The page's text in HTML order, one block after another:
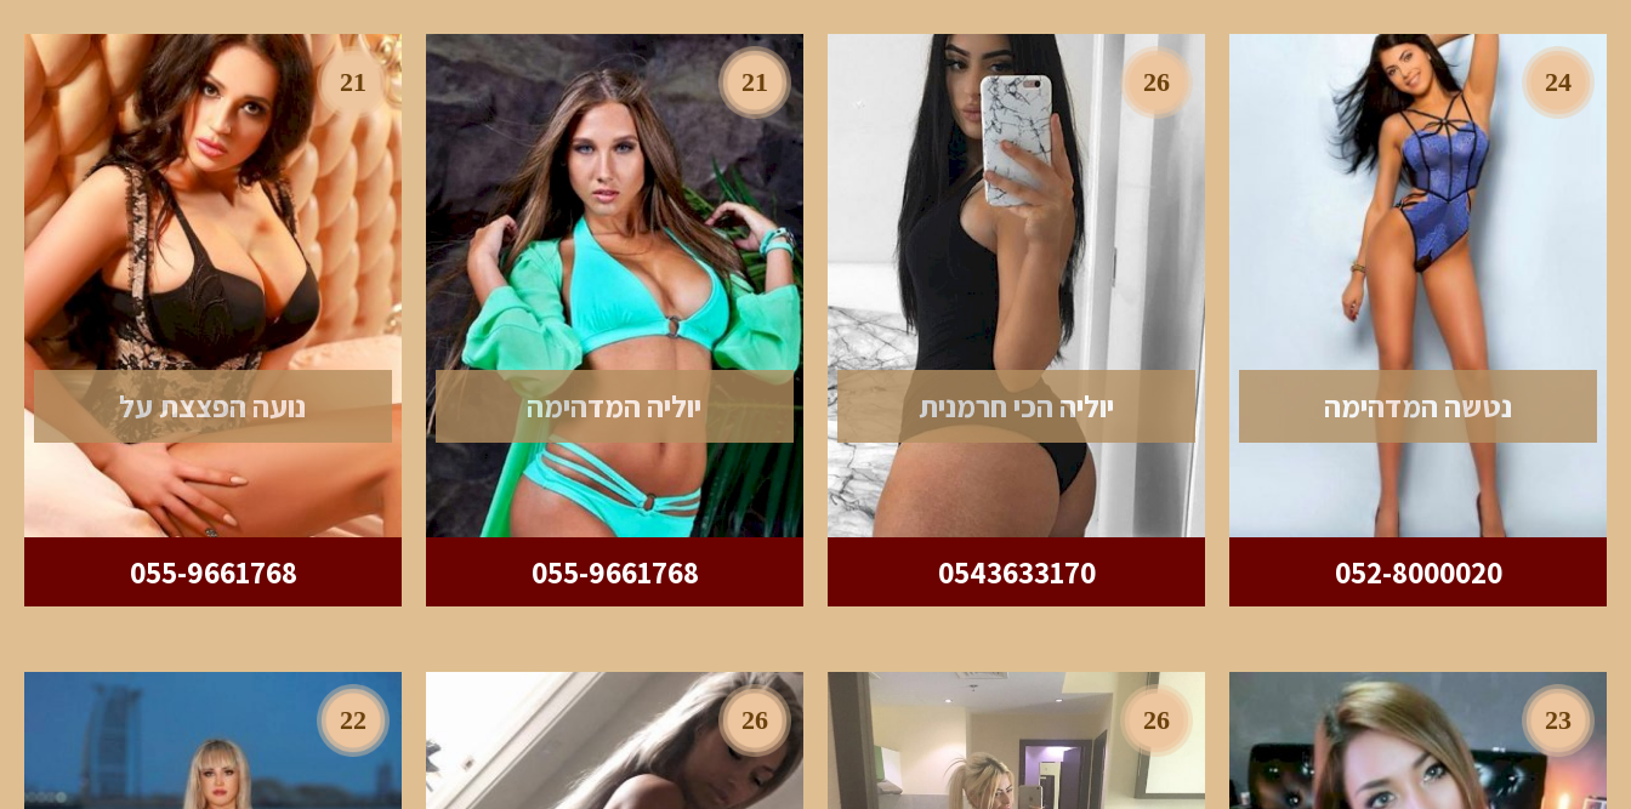
24
נטשה המדהימה
052-8000020
26
יוליה הכי חרמנית
0543633170
21
יוליה המדהימה
055-9661768
21
נועה הפצצת על
055-9661768
23
26
26
22